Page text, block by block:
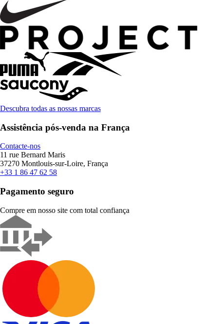
Descubra todas as nossas marcas
Assistência pós-venda na França
Contacte-nos
11 rue Bernard Maris
37270 Montlouis-sur-Loire, França
+33 1 86 47 62 58
Pagamento seguro
Compre em nosso site com total confiança